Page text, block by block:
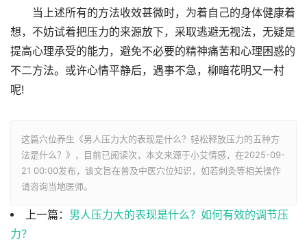
当上述所有的方法收效甚微时，为着自己的身体健康着
想，不妨试着把压力的来源放下，采取逃避无视法，无疑是
提高心理承受的能力，避免不必要的精神痛苦和心理困惑的
不二方法。或许心情平静后，遇事不急，柳暗花明又一村
呢!
这篇穴位养生《男人压力大的表现是什么？轻松释放压力的五种方
法是什么？》，目前已阅读次，本文来源于小艾情感，在2025-09-
21 00:00发布，该文旨在普及中医穴位知识，如若刺灸等相关操作
请咨询当地医师。
上一篇： 男人压力大的表现是什么？如何有效的调节压
力？